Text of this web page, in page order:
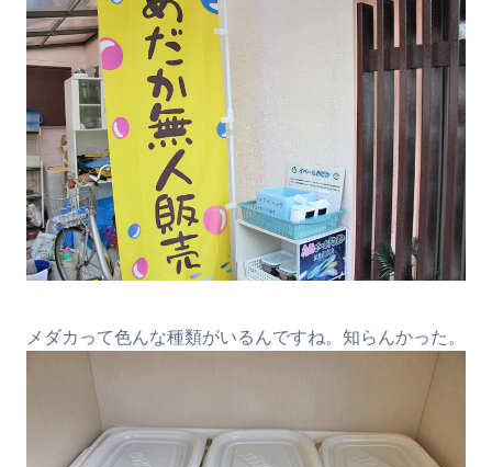
メダカって色んな種類がいるんですね。知らんかった。